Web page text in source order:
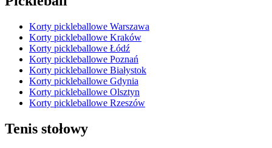
Korty pickleballowe Warszawa
Korty pickleballowe Kraków
Korty pickleballowe Łódź
Korty pickleballowe Poznań
Korty pickleballowe Białystok
Korty pickleballowe Gdynia
Korty pickleballowe Olsztyn
Korty pickleballowe Rzeszów
Tenis stołowy